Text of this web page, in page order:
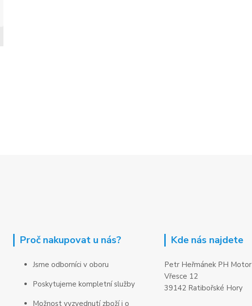
Proč nakupovat u nás?
Jsme odborníci v oboru
Poskytujeme kompletní služby
Možnost vyzvednutí zboží i o
Kde nás najdete
Petr Heřmánek PH Motor
Vřesce 12
39142 Ratibořské Hory